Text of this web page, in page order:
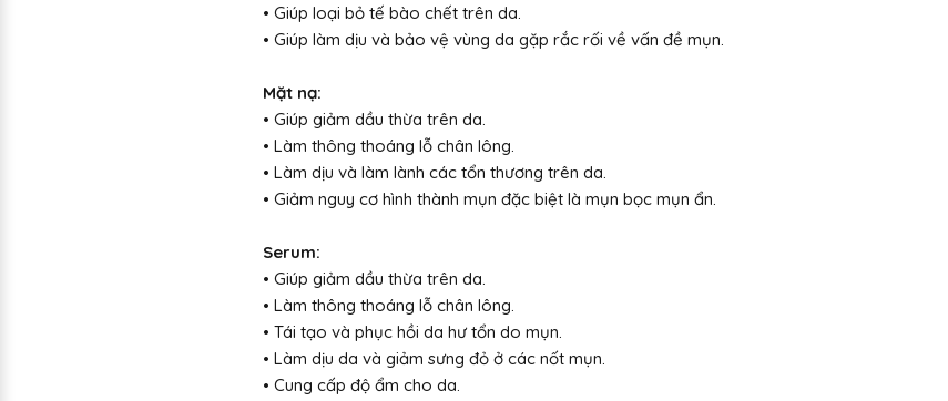
• Giúp loại bỏ tế bào chết trên da.
• Giúp làm dịu và bảo vệ vùng da gặp rắc rối về vấn đề mụn.
Mặt nạ:
• Giúp giảm dầu thừa trên da.
• Làm thông thoáng lỗ chân lông.
• Làm dịu và làm lành các tổn thương trên da.
• Giảm nguy cơ hình thành mụn đặc biệt là mụn bọc mụn ẩn.
Serum:
• Giúp giảm dầu thừa trên da.
• Làm thông thoáng lỗ chân lông.
• Tái tạo và phục hồi da hư tổn do mụn.
• Làm dịu da và giảm sưng đỏ ở các nốt mụn.
• Cung cấp độ ẩm cho da.